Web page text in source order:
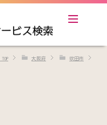
TOP 大阪府 吹田市